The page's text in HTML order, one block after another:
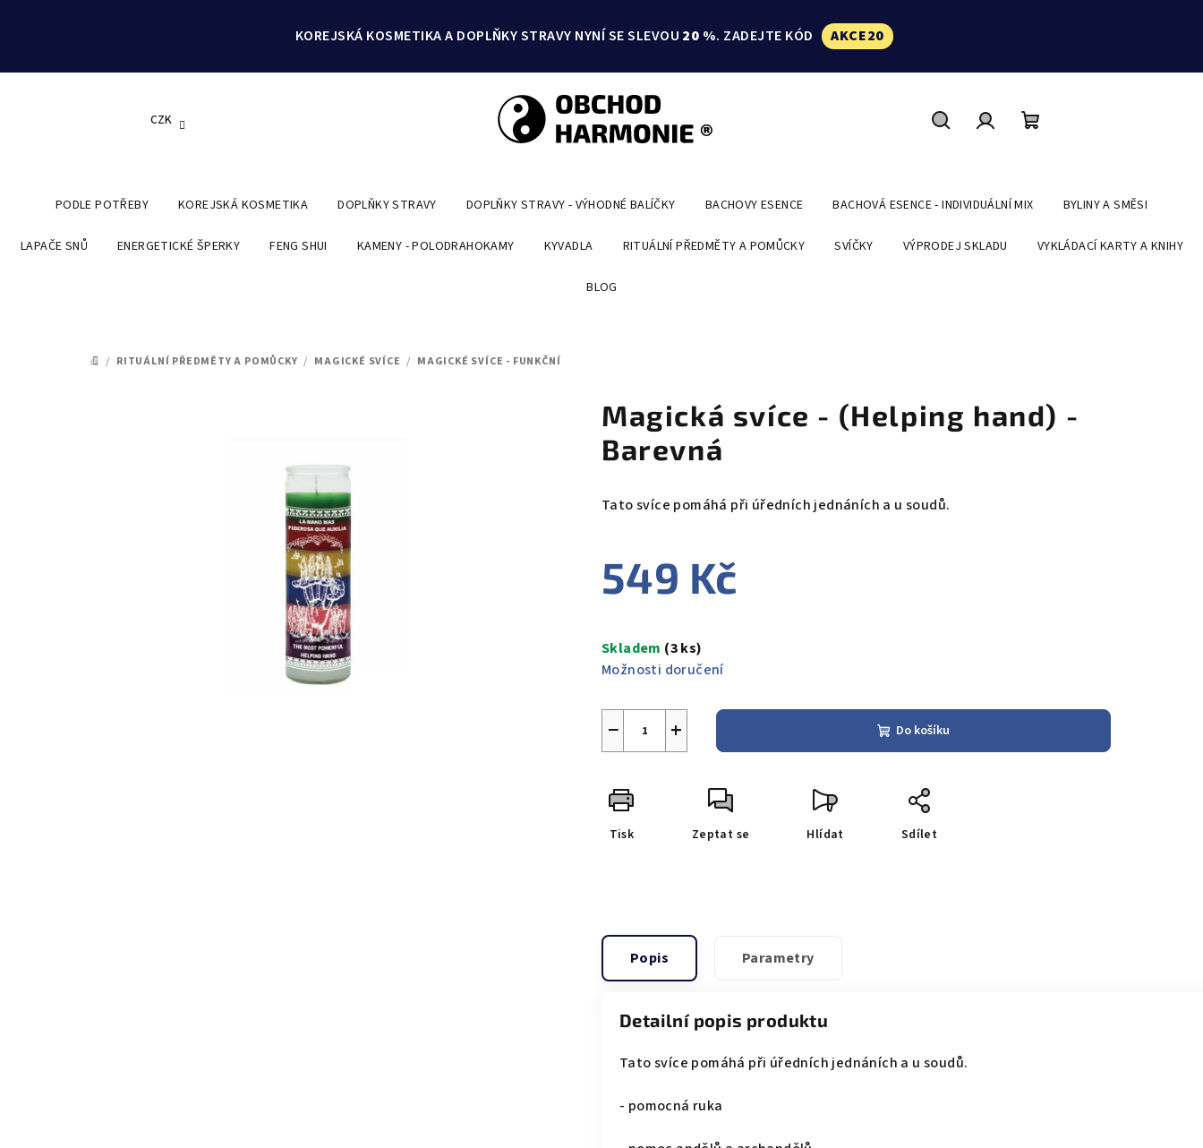
KOREJSKÁ KOSMETIKA A DOPLŇKY STRAVY NYNÍ SE SLEVOU 20 %. ZADEJTE KÓD AKCE20
CZK
košík
PODLE POTŘEBY KOREJSKÁ KOSMETIKA DOPLŇKY STRAVY DOPLŇKY STRAVY - VÝHODNÉ BALÍČKY BACHOVY ESENCE BACHOVÁ ESENCE - INDIVIDUÁLNÍ MIX BYLINY A SMĚSI
LAPAČE SNŮ ENERGETICKÉ ŠPERKY FENG SHUI KAMENY - POLODRAHOKAMY KYVADLA RITUÁLNÍ PŘEDMĚTY A POMŮCKY SVÍČKY VÝPRODEJ SKLADU VYKLÁDACÍ KARTY A KNIHY
BLOG
DOMŮ
/ RITUÁLNÍ PŘEDMĚTY A POMŮCKY / MAGICKÉ SVÍCE / MAGICKÉ SVÍCE - FUNKČNÍ
Magická svíce - (Helping hand) -
Barevná
Tato svíce pomáhá při úředních jednáních a u soudů.
549 Kč
cena:
Skladem (3 ks)
Možnosti doručení
+
− Do košíku
Tisk Zeptat se Hlídat Sdílet
Popis Parametry
Detailní popis produktu
Tato svíce pomáhá při úředních jednáních a u soudů.
- pomocná ruka